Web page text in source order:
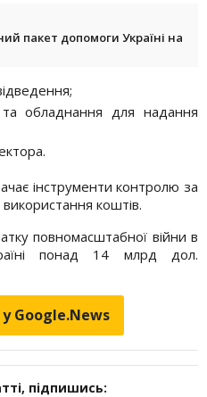
пакет допомоги Україні на
обладнання для надання
інструменти контролю за
коштів.
повномасштабної війни в
понад 14 млрд дол.
Google.News
підпишись: